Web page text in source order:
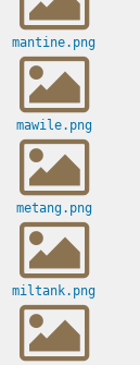
mantine.png
mawile.png
metang.png
miltank.png